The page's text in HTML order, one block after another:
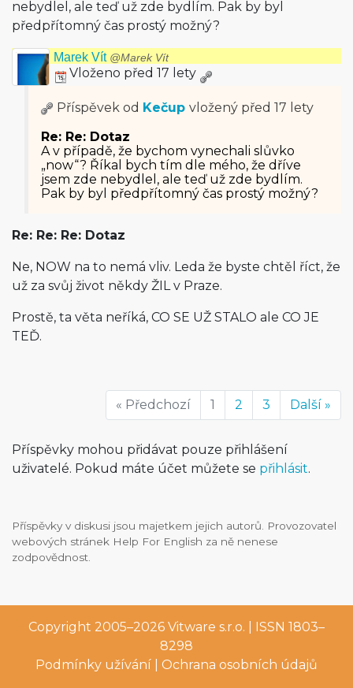
nebydlel, ale teď už zde bydlím. Pak by byl
předpřítomný čas prostý možný?
Marek Vít @Marek Vít
Vloženo před 17 lety
Příspěvek od Kečup vložený před 17 lety
Re: Re: Dotaz
A v případě, že bychom vynechali slůvko
„now“? Říkal bych tím dle mého, že dříve
jsem zde nebydlel, ale teď už zde bydlím.
Pak by byl předpřítomný čas prostý možný?
Re: Re: Re: Dotaz
Ne, NOW na to nemá vliv. Leda že byste chtěl říct, že
už za svůj život někdy ŽIL v Praze.
Prostě, ta věta neříká, CO SE UŽ STALO ale CO JE
TEĎ.
« Předchozí 1 2 3 Další »
Příspěvky mohou přidávat pouze přihlášení
uživatelé. Pokud máte účet můžete se přihlásit.
Příspěvky v diskusi jsou majetkem jejich autorů. Provozovatel
webových stránek Help For English za ně nenese
zodpovědnost.
Copyright 2005–2026 Vitware s.r.o. | ISSN 1803–
8298
Podmínky užívání
Ochrana osobních údajů